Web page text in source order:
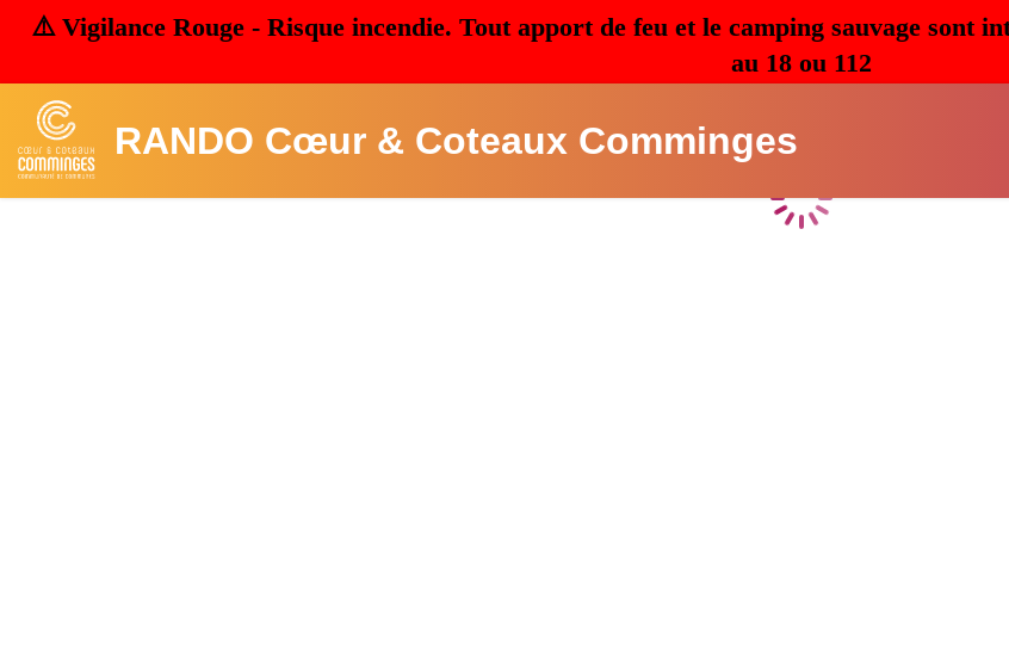
⚠️ Vigilance Rouge - Risque incendie. Tout apport de feu et le camping sauvage sont
au 18 ou 112
RANDO Cœur & Coteaux Comminges
Chargement